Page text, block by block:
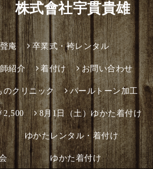
株式會社宇貫貴雄
庵 卒業式・袴レンタル
紹介 着付け お問い合わせ
のクリニック パールトーン加工
8月1日（土）ゆかた着付け
かたレンタル・着付け
大会 ゆかた着付け